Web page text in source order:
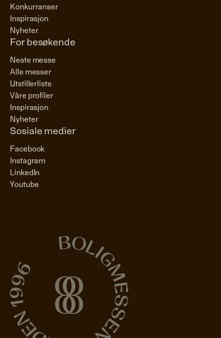
Konkurranser
Inspirasjon
Nyheter
For besøkende
Neste messe
Alle messer
Utstillerliste
Våre profiler
Inspirasjon
Nyheter
Sosiale medier
Facebook
Instagram
LinkedIn
Youtube